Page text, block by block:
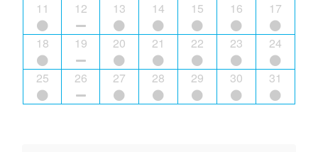
11 12 13 14 15 16 17
18 19 20 21 22 23 24
25 26 27 28 29 30 31